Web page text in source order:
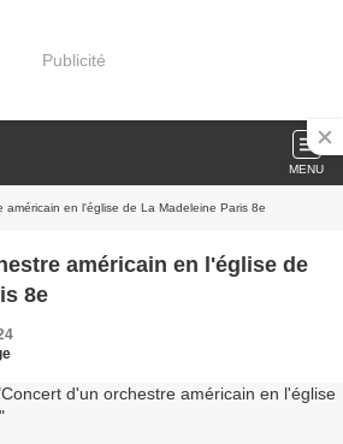
Publicité
MENU
américain en l'église de La Madeleine Paris 8e
américain en l'église de
8e